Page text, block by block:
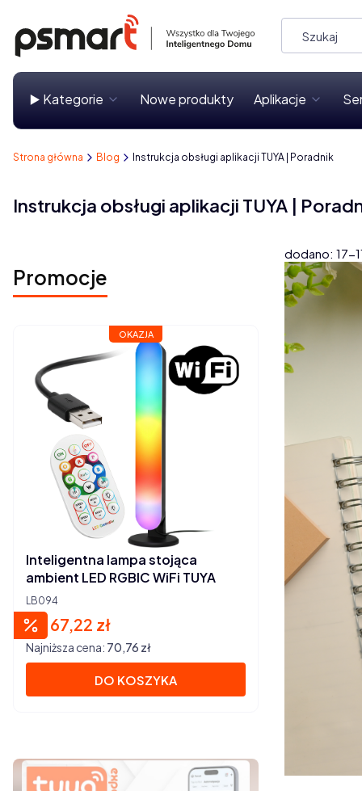
▶️ Kategorie Nowe produkty Aplikacje
Strona główna Blog Instrukcja obsługi aplikacji TUYA | Poradnik
Instrukcja obsługi aplikacji TUYA |
Promocje
OKAZJA
LB094
Inteligentna lampa stojąca
ambient LED RGBIC WiFi TUYA
Cena promocyjna
67,22 zł
Najniższa cena: 70,76 zł
DO KOSZYKA
dodano: 17-